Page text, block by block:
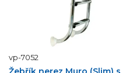
vp-7052